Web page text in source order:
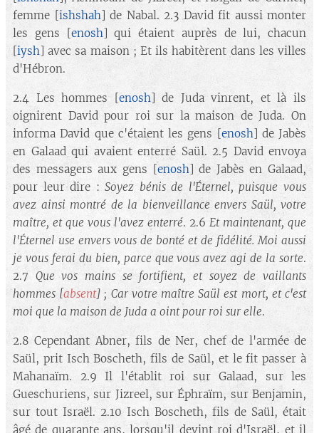
femme [ishshah] de Nabal. 2.3 David fit aussi monter
les gens [enosh] qui étaient auprès de lui, chacun
[iysh] avec sa maison ; Et ils habitèrent dans les villes
d'Hébron.
2.4 Les hommes [enosh] de Juda vinrent, et là ils
oignirent David pour roi sur la maison de Juda. On
informa David que c'étaient les gens [enosh] de Jabès
en Galaad qui avaient enterré Saül. 2.5 David envoya
des messagers aux gens [enosh] de Jabès en Galaad,
pour leur dire :Soyez bénis de l'Éternel, puisque vous
avez ainsi montré de la bienveillance envers Saül, votre
maître, et que vous l'avez enterré. 2.6 Et maintenant, que
l'Éternel use envers vous de bonté et de fidélité. Moi aussi
je vous ferai du bien, parce que vous avez agi de la sorte.
2.7 Que vos mains se fortifient, et soyez de vaillants
hommes [absent] ; Car votre maître Saül est mort, et c'est
moi que la maison de Juda a oint pour roi sur elle.
2.8 Cependant Abner, fils de Ner, chef de l'armée de
Saül, prit Isch Boscheth, fils de Saül, et le fit passer à
Mahanaïm. 2.9 Il l'établit roi sur Galaad, sur les
Gueschuriens, sur Jizreel, sur Éphraïm, sur Benjamin,
sur tout Israël. 2.10 Isch Boscheth, fils de Saül, était
âgé de quarante ans, lorsqu'il devint roi d'Israël, et il